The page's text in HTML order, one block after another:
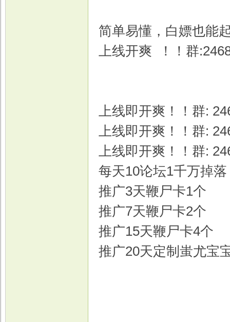
简单易懂，白嫖也能
上线开爽 ！！群
上线即开爽！！群:
上线即开爽！！群:
上线即开爽！！群:
每天10论坛1千万掉落
推广3天鞭尸卡1个
推广7天鞭尸卡2个
推广15天鞭尸卡4个
推广20天定制蚩尤宝